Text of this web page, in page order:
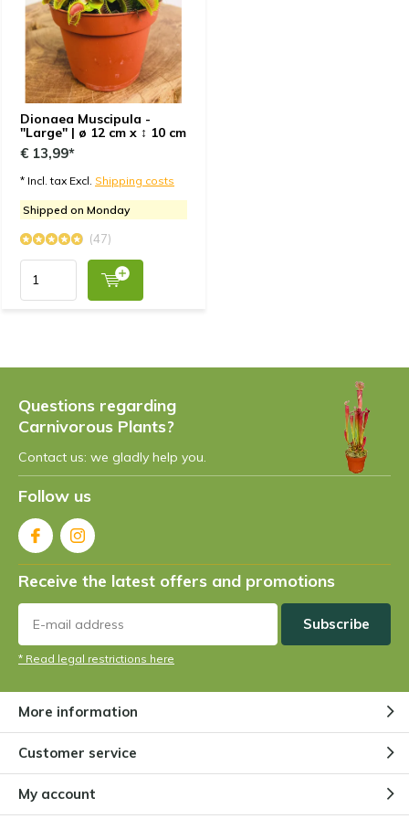
Pflanzen machen einen guten, gesunden Eindruck.
Noch keine Langzeiterfahrung.
+
Schöne Pflanze mit kräftigen Blättern. Kauf und
Versand war gut.
-
Verpackung könnte besser, pflanzengerechter
sein. Pflanzen könnten beschädigt werden beim
Transport
ByMarkus Paulor
5 / 5
+ Schöne und gesunde Pflanzen
ByClaude- 22-05-2023 10:47
Livraison un peu longue(une semaine) mais les
plantes sont très bien emballées et dans l'humidité,
elles n'ont donc pas souffert. Elles correspondent à
la taille annoncée, rien à voir avec les jardineries
ByBarthet Patrick- 09-05-2023 12:46
5 / 5
eh bien pour l'instant les mouches passent et
repassent et pas une n'a l'idée d'aller se frotter aux
splendides plantes carnivores que vous
commercialisées. Connaissent elles déjà ce type de
Dionaea Muscipula -
"Large" | ø 12 cm x ↕ 10 cm
€ 13,99*
* Incl. tax Excl. Shipping costs
Shipped on Monday
(47)
Questions regarding
Carnivorous Plants?
Contact us: we gladly help you.
Follow us
Receive the latest offers and promotions
Subscribe
* Read legal restrictions here
More information
Customer service
My account